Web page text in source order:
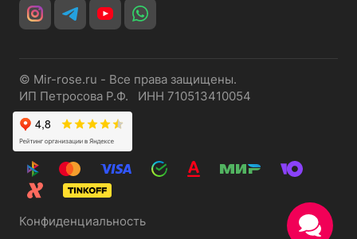
© Mir-rose.ru - Все права защищены.
ИП Петросова Р.Ф. ИНН 710513410054
Конфиденциальность